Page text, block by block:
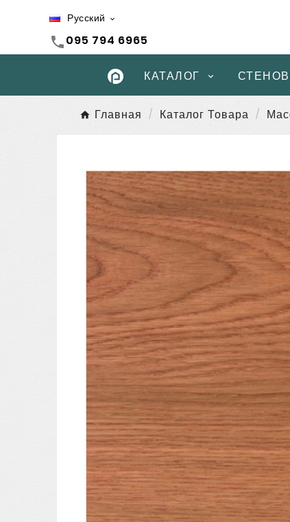
Русский 
call095 794 6965
КАТАЛОГ
Главная Каталог Товара